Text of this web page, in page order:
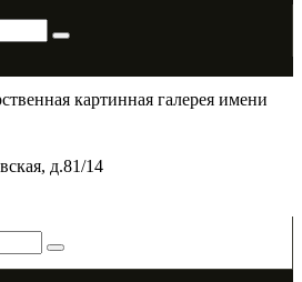
картинная галерея имени
д.81/14